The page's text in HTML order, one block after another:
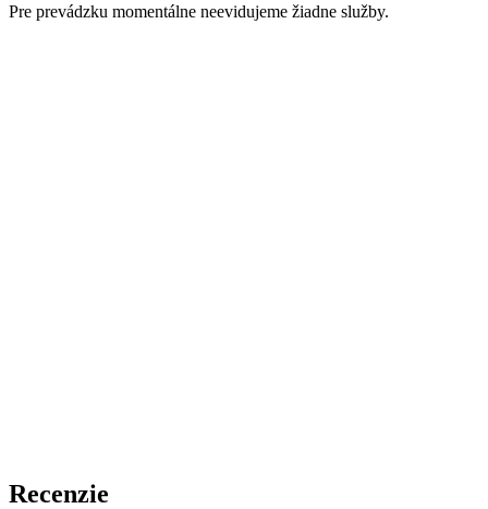
Pre prevádzku momentálne neevidujeme žiadne služby.
Recenzie